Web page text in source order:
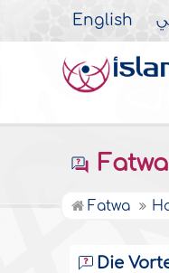
English
Fatwa
Fatwa
Die